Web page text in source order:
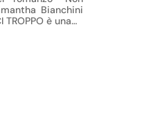
Bianchini
TROPPO è una…